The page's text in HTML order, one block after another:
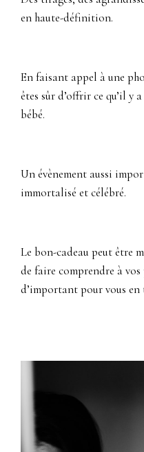
en haute-définition.
En faisant appel à une
êtes sûr d’offrir ce qu’il y
bébé.
Un évènement aussi
immortalisé et célébré.
Le bon-cadeau peut être
de faire comprendre à vos
d’important pour vous